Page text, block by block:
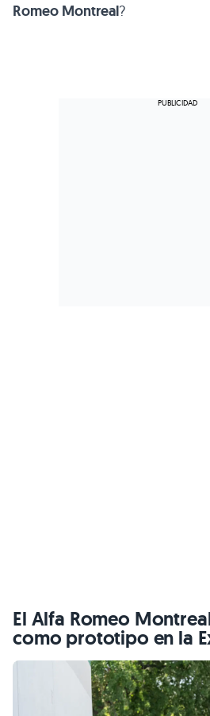
Romeo Montreal?
El Alfa Romeo
como prototipo en la